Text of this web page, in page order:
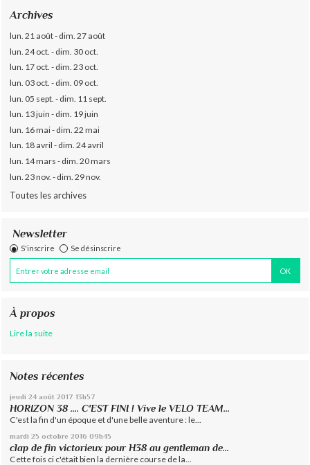
Archives
lun. 21 août - dim. 27 août
lun. 24 oct. - dim. 30 oct.
lun. 17 oct. - dim. 23 oct.
lun. 03 oct. - dim. 09 oct.
lun. 05 sept. - dim. 11 sept.
lun. 13 juin - dim. 19 juin
lun. 16 mai - dim. 22 mai
lun. 18 avril - dim. 24 avril
lun. 14 mars - dim. 20 mars
lun. 23 nov. - dim. 29 nov.
Toutes les archives
Newsletter
S'inscrire Se désinscrire
À propos
Lire la suite
Notes récentes
jeudi 24 août 2017 13h57
HORIZON 38 .... C'EST FINI ! Vive le VELO TEAM...
C'est la fin d'un époque et d'une belle aventure : le...
mardi 25 octobre 2016 09h45
clap de fin victorieux pour H38 au gentleman de...
Cette fois ci c'était bien la dernière course de la...